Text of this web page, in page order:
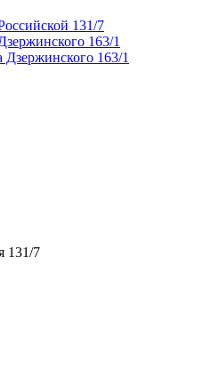
131/7
163/1
Дзержинского 163/1
131/7